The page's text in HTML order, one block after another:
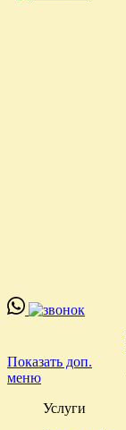
Показать доп.
меню
Услуги